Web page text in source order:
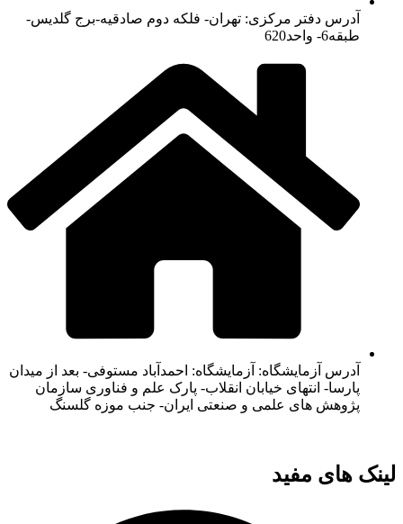
آدرس دفتر مرکزی: تهران- فلکه دوم صادقیه-برج گلدیس-
طبقه6- واحد620
آدرس آزمایشگاه: آزمایشگاه: احمدآباد مستوفی- بعد از میدان
پارسا- انتهای خیابان انقلاب- پارک علم و فناوری سازمان
پژوهش های علمی و صنعتی ایران- جنب موزه گلسنگ
لینک های مفید